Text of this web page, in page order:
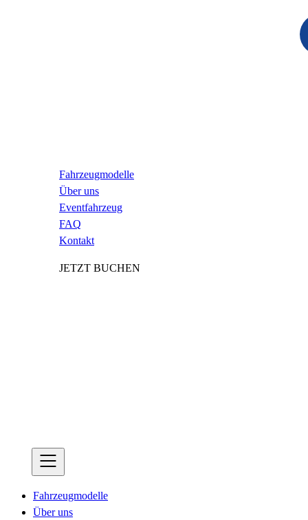
Fahrzeugmodelle
Über uns
Eventfahrzeug
FAQ
Kontakt
JETZT BUCHEN
Fahrzeugmodelle
Über uns